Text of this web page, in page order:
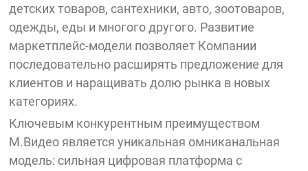
детских товаров, сантехники, авто, зоотоваров,
одежды, еды и многого другого. Развитие
маркетплейс-модели позволяет Компании
последовательно расширять предложение для
клиентов и наращивать долю рынка в новых
категориях.
Ключевым конкурентным преимуществом
М.Видео является уникальная омниканальная
модель: сильная цифровая платформа с